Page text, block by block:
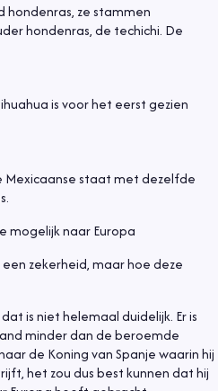
hondenras, ze stammen
hondenras, de techichi. De
is voor het eerst gezien
Mexicaanse staat met dezelfde
mogelijk naar Europa
zekerheid, maar hoe deze
is niet helemaal duidelijk. Er is
minder dan de beroemde
de Koning van Spanje waarin hij
het zou dus best kunnen dat hij